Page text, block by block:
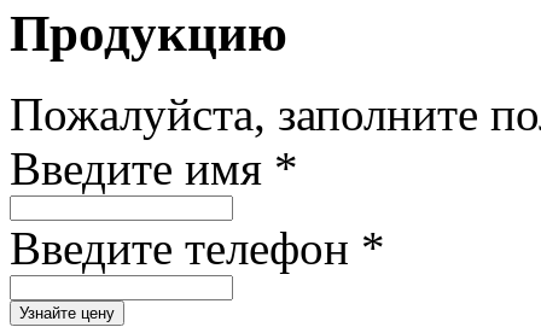
Продукцию
Пожалуйста, заполните
Введите имя *
Введите телефон *